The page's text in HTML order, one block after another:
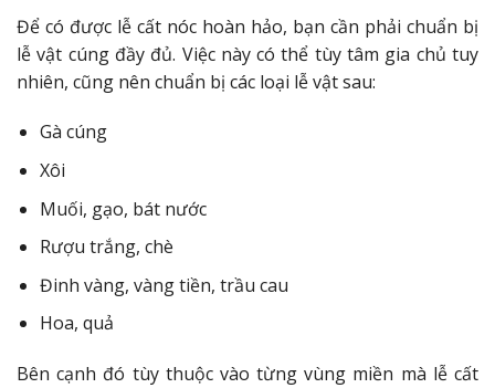
Để có được lễ cất nóc hoàn hảo, bạn cần phải chuẩn bị
lễ vật cúng đầy đủ. Việc này có thể tùy tâm gia chủ tuy
nhiên, cũng nên chuẩn bị các loại lễ vật sau:
Gà cúng
Xôi
Muối, gạo, bát nước
Rượu trắng, chè
Đinh vàng, vàng tiền, trầu cau
Hoa, quả
Bên cạnh đó tùy thuộc vào từng vùng miền mà lễ cất